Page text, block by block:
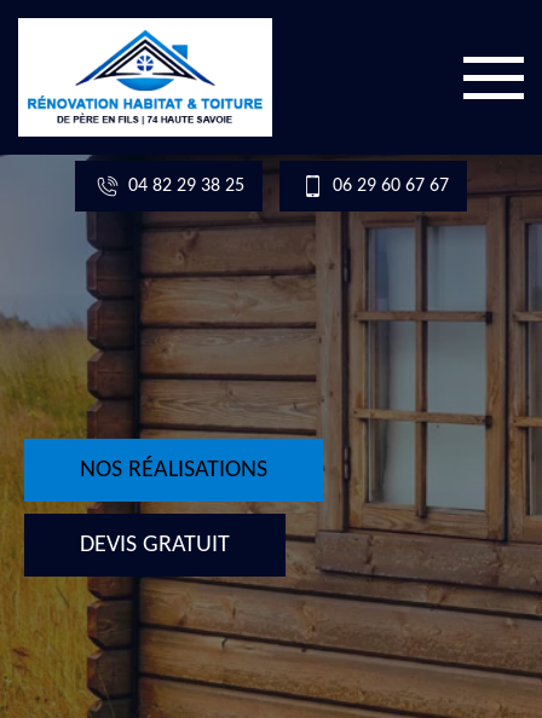
04 82 29 38 25 06 29 60 67 67
NOS RÉALISATIONS
DEVIS GRATUIT